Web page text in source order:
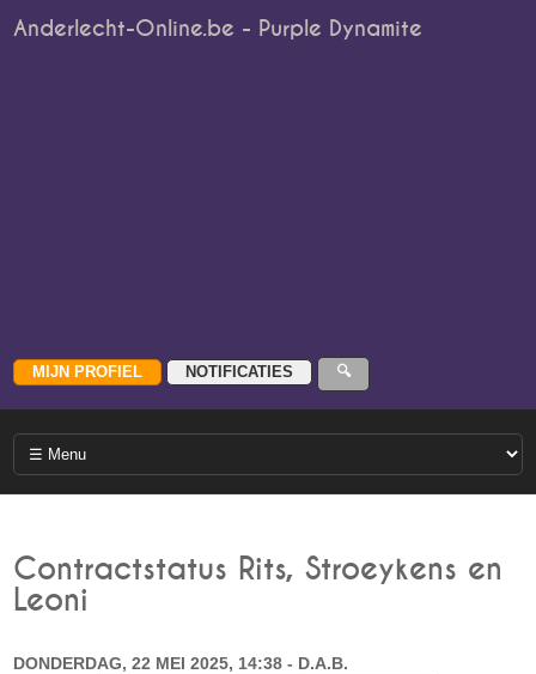
Anderlecht-Online.be - Purple Dynamite
Contractstatus Rits, Stroeykens en
Leoni
DONDERDAG, 22 MEI 2025, 14:38 - D.A.B.